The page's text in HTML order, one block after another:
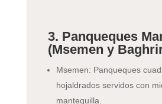
3. Panqueques
(Msemen y
Msemen: Panqueques
hojaldrados servidos con
mantequilla.